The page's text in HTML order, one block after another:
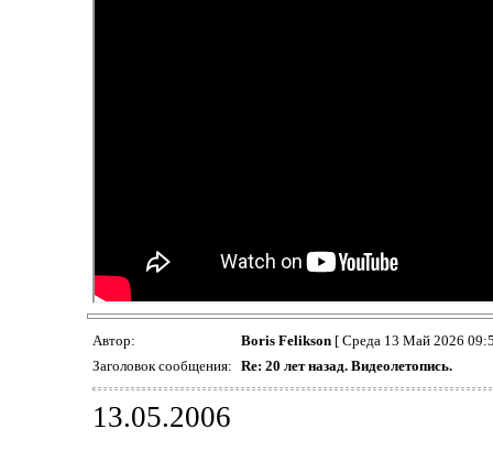
Автор: Boris Felikson[ Среда 13 Май 2026
Заголовок сообщения: Re: 20 лет назад. Видеолетопись.
13.05.2006